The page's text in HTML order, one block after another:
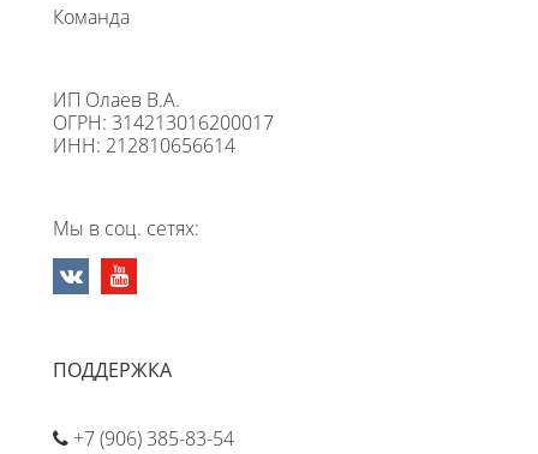
Команда
ИП Олаев В.А.
ОГРН: 314213016200017
ИНН: 212810656614
Мы в соц. сетях:
ПОДДЕРЖКА
+7 (906) 385-83-54